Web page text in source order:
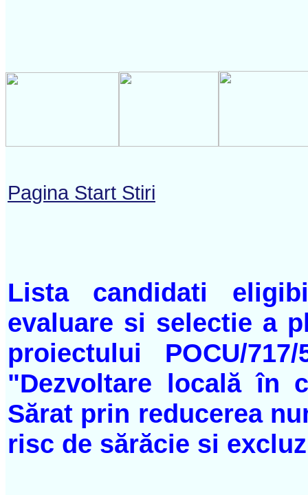
Pagina Start Stiri
Lista candidati
evaluare si selectie a
proiectului POCU/
"Dezvoltare locală în
Sărat prin reducerea
risc de sărăcie si